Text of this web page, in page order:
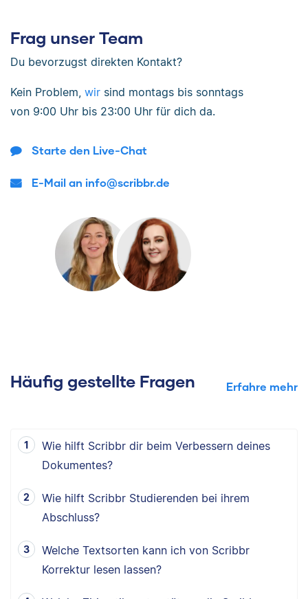
Frag unser Team
Du bevorzugst direkten Kontakt?
Kein Problem, wir sind montags bis sonntags
von 9:00 Uhr bis 23:00 Uhr für dich da.
Starte den Live-Chat
E-Mail an info@scribbr.de
Häufig gestellte Fragen Erfahre mehr
Wie hilft Scribbr dir beim Verbessern deines
Dokumentes?
Wie hilft Scribbr Studierenden bei ihrem
Abschluss?
Welche Textsorten kann ich von Scribbr
Korrektur lesen lassen?